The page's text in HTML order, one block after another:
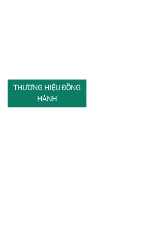
THƯƠNG HIỆU ĐỒNG
HÀNH